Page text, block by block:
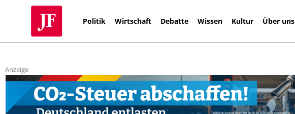
Politik Wirtschaft Debatte Wissen Kultur Über uns
Anzeige